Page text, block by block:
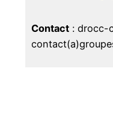
Contact : drocc-